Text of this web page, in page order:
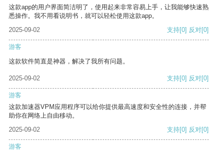
这款app的用户界面简洁明了，使用起来非常容易上手，让我能够快速熟
悉操作。我不用看说明书，就可以轻松使用这款app。
2025-09-02
支持[0] 反对[0]
游客
这款软件简直是神器，解决了我所有问题。
2025-09-02 支持[0] 反对[0]
游客
这款加速器VPM应用程序可以给你提供最高速度和安全性的连接，并帮
助你在网络上自由移动。
2025-09-02
支持[0] 反对[0]
游客